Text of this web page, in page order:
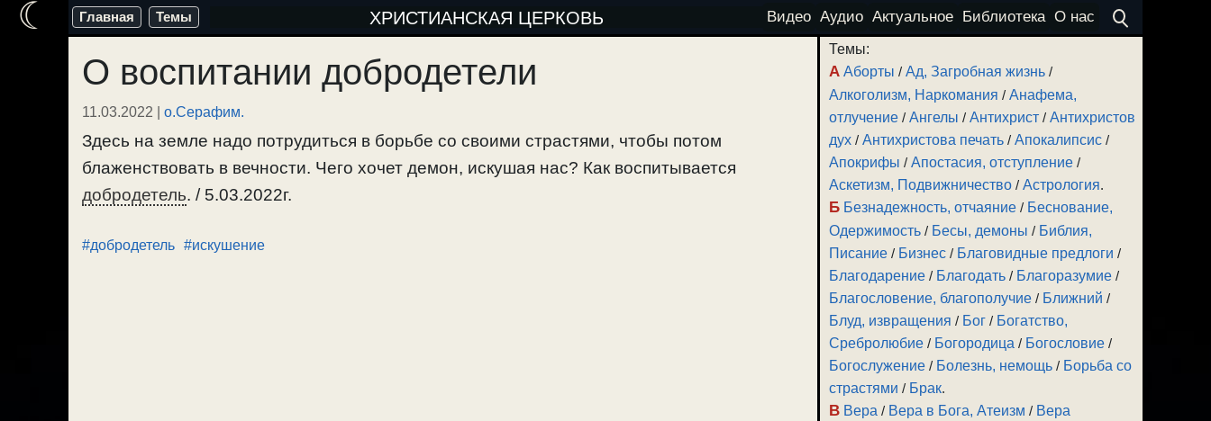
Перейти
содержимому
Главная Темы ХРИСТИАНСКАЯ ЦЕРКОВЬ Видео Аудио Актуальное Библиотека О нас
О воспитании добродетели
11.03.2022 | о.Серафим.
Здесь на земле надо потрудиться в борьбе со своими страстями, чтобы потом
блаженствовать в вечности. Чего хочет демон, искушая нас? Как воспитывается
добродетель. / 5.03.2022г.
#добродетель #искушение
Темы:
А Аборты /Ад, Загробная жизнь /
Алкоголизм, Наркомания /Анафема,
отлучение /Ангелы /Антихрист /Антихристов
дух /Антихристова печать /Апокалипсис /
Апокрифы /Апостасия, отступление /
Аскетизм, Подвижничество /Астрология.
Б Безнадежность, отчаяние / Беснование,
Одержимость / Бесы, демоны / Библия,
Писание / Бизнес / Благовидные предлоги /
Благодарение / Благодать / Благоразумие /
Благословение, благополучие / Ближний /
Блуд, извращения / Бог / Богатство,
Сребролюбие / Богородица / Богословие /
Богослужение / Болезнь, немощь / Борьба со
страстями / Брак.
В Вера / Вера в Бога, Атеизм / Вера
☾